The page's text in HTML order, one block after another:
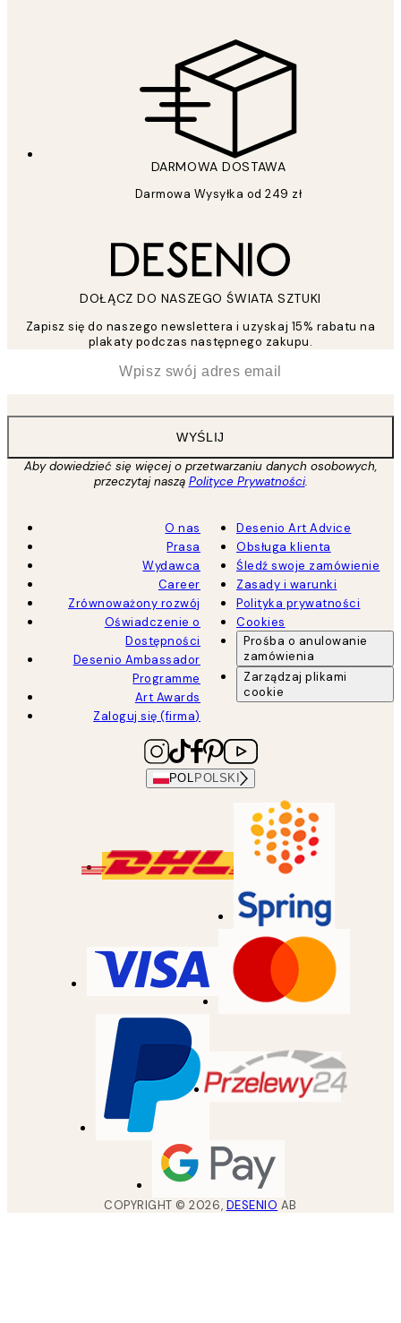
DARMOWA DOSTAWA
Darmowa Wysyłka od 249 zł
DOŁĄCZ DO NASZEGO ŚWIATA SZTUKI
Zapisz się do naszego newslettera i uzyskaj 15% rabatu na
plakaty podczas następnego zakupu.
WYŚLIJ
Aby dowiedzieć się więcej o przetwarzaniu danych osobowych,
przeczytaj naszą Polityce Prywatności.
O nas
Prasa
Wydawca
Career
Zrównoważony rozwój
Oświadczenie o
Dostępności
Desenio Ambassador
Programme
Art Awards
Zaloguj się (firma)
Desenio Art Advice
Obsługa klienta
Śledź swoje zamówienie
Zasady i warunki
Polityka prywatności
Cookies
Prośba o anulowanie
zamówienia
Zarządzaj plikami
cookie
POL POLSKI
COPYRIGHT ©2026, DESENIO AB